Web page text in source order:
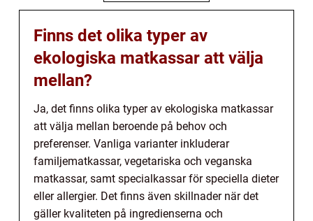
Finns det olika typer av
ekologiska matkassar att välja
mellan?
Ja, det finns olika typer av ekologiska matkassar
att välja mellan beroende på behov och
preferenser. Vanliga varianter inkluderar
familjematkassar, vegetariska och veganska
matkassar, samt specialkassar för speciella dieter
eller allergier. Det finns även skillnader när det
gäller kvaliteten på ingredienserna och